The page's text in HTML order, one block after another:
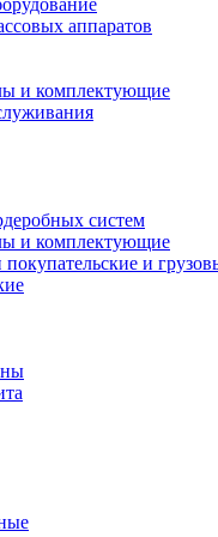
аппаратов
и комплектующие
систем
и комплектующие
и